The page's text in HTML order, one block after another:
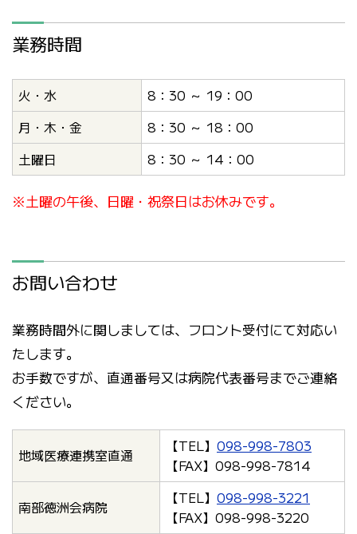
業務時間
火・水
8：30 ～ 19：00
月・木・金
8：30 ～ 18：00
土曜日
8：30 ～ 14：00
※土曜の午後、日曜・祝祭日はお休みです。
お問い合わせ
業務時間外に関しましては、フロント受付にて対応い
たします。
お手数ですが、直通番号又は病院代表番号までご連絡
ください。
地域医療連携室直通 【TEL】 098-998-7803
【FAX】098-998-7814
南部徳洲会病院 【TEL】 098-998-3221
【FAX】098-998-3220